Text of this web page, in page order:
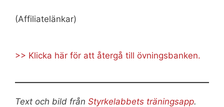
(Affiliatelänkar)
>> Klicka här för att återgå till övningsbanken.
Text och bild från Styrkelabbets träningsapp.